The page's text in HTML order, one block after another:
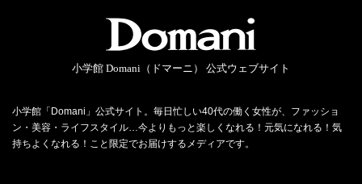
小学館 Domani（ドマーニ） 公式ウェブサイト
小学館「Domani」公式サイト。毎日忙しい40代の働く女性が、ファッショ
ン・美容・ライフスタイル…今よりもっと楽しくなれる！元気になれる！気
持ちよくなれる！こと限定でお届けするメディアです。